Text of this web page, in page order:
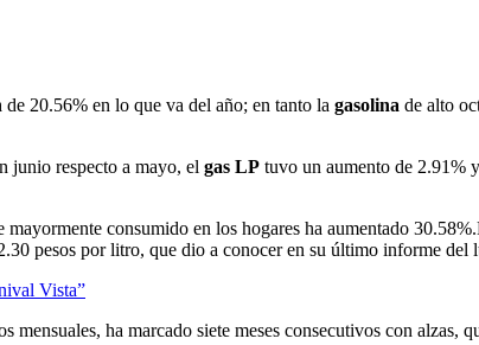
20.56% en lo que va del año; en tanto la gasolina de alto
junio respecto a mayo, el gas LP tuvo un aumento de 2.91%
consumido en los hogares ha aumentado
pesos por litro, que dio a conocer en su último informe del
Vista”
mensuales, ha marcado siete meses consecutivos con